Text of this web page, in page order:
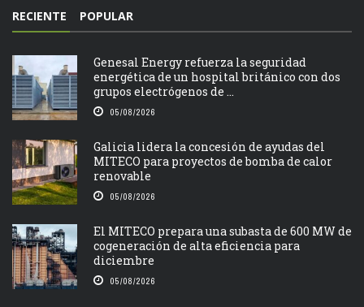
RECIENTE POPULAR
Genesal Energy refuerza la seguridad
energética de un hospital británico con dos
grupos electrógenos de ...
05/08/2026
Galicia lidera la concesión de ayudas del
MITECO para proyectos de bomba de calor
renovable
05/08/2026
El MITECO prepara una subasta de 600 MW de
cogeneración de alta eficiencia para
diciembre
05/08/2026